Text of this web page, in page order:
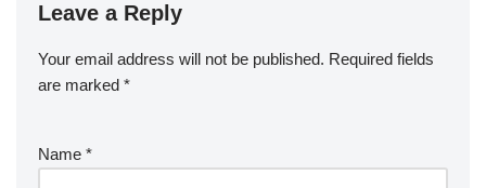
Leave a Reply
Your email address will not be published. Required fields
are marked *
Name *